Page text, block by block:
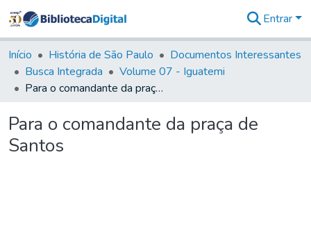
&
Coleções
Tudo na
Biblioteca
Estatísticas
Entrar
Início História de São Paulo
Documentos Interessantes
Busca Integrada
Volume 07 - Iguatemi
Para o comandante da praça de Santos
Para o comandante da praça de
Santos